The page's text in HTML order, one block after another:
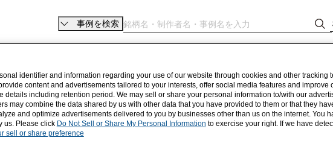
事例を検索
identifier and information regarding your use of our website through cookies and other tracking
content and advertisements tailored to your interests, offer social media features and improve
details including retention period. We may sell or share your personal information to/with our
may combine the data shared by us with other data that you have provided to them or that they
and optimize advertisements delivered to you by businesses other than us on the internet. You
us. Please click Do Not Sell or Share My Personal Information to exercise your right. If we have
sell or share preference
』
を教えていただきました。